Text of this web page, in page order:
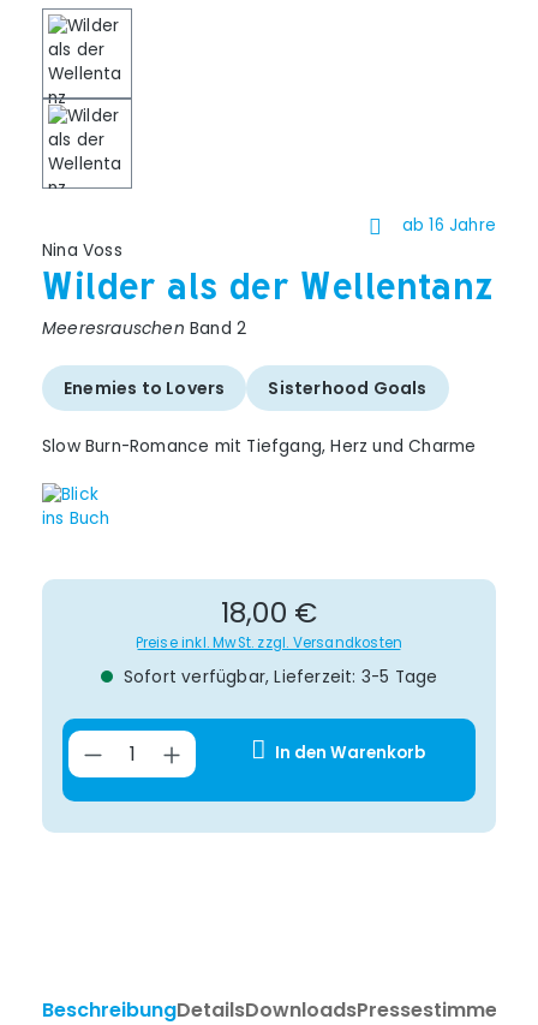
ab 16 Jahre
Nina Voss
Wilder als der Wellentanz
Meeresrauschen Band 2
Enemies to Lovers Sisterhood Goals
Slow Burn-Romance mit Tiefgang, Herz und Charme
Regulärer Preis:
18,00 €
Preise inkl. MwSt. zzgl. Versandkosten
Sofort verfügbar, Lieferzeit: 3-5 Tage
Produkt Anzahl: Gib den
In den Warenkorb
BeschreibungDetailsDownloadsPressestimmen